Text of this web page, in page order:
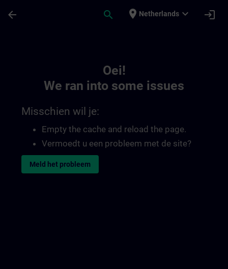
arrow_back search place Netherlands expand_more login
Oei!
We ran into some issues
Misschien wil je:
Empty the cache and reload the page.
Vermoedt u een probleem met de site?
Meld het probleem